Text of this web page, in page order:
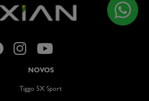
NOVOS
Tiggo 5X Sport